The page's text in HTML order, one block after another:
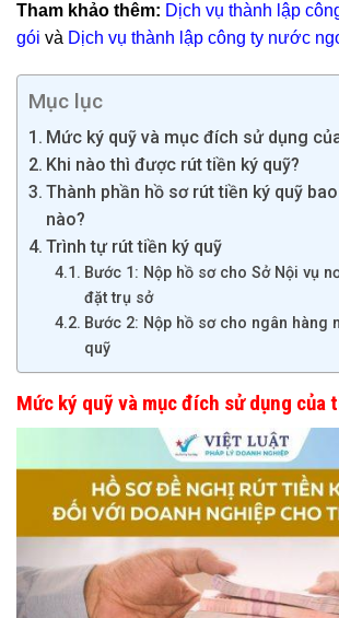
Tham khảo thêm: Dịch vụ thành lập
gói và Dịch vụ thành lập công ty nước
Mục lục
Mức ký quỹ và mục đích sử dụng
Khi nào thì được rút tiền ký quỹ?
Thành phần hồ sơ rút tiền ký quỹ
nào?
Trình tự rút tiền ký quỹ
Bước 1: Nộp hồ sơ cho Sở Nội vụ
đặt trụ sở
Bước 2: Nộp hồ sơ cho ngân hàng
quỹ
Mức ký quỹ và mục đích sử dụng của